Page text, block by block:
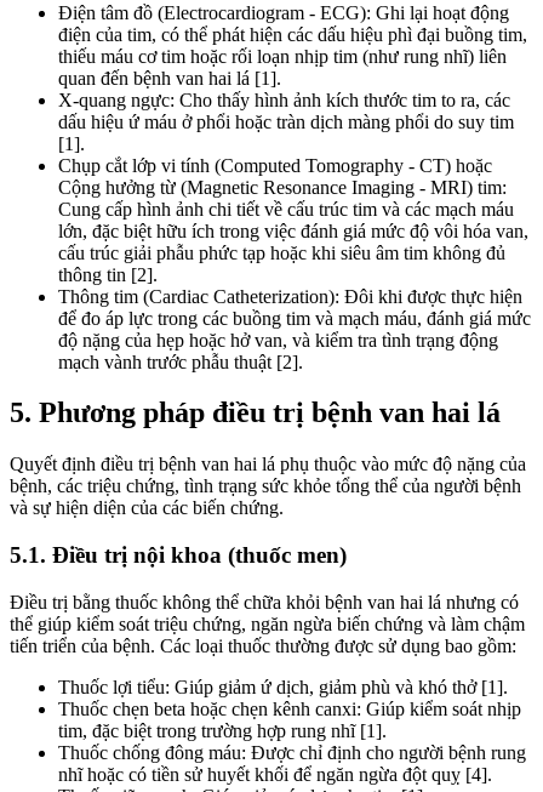
Điện tâm đồ (Electrocardiogram - ECG): Ghi lại hoạt động
điện của tim, có thể phát hiện các dấu hiệu phì đại buồng tim,
thiếu máu cơ tim hoặc rối loạn nhịp tim (như rung nhĩ) liên
quan đến bệnh van hai lá [1].
X-quang ngực: Cho thấy hình ảnh kích thước tim to ra, các
dấu hiệu ứ máu ở phổi hoặc tràn dịch màng phổi do suy tim
[1].
Chụp cắt lớp vi tính (Computed Tomography - CT) hoặc
Cộng hưởng từ (Magnetic Resonance Imaging - MRI) tim:
Cung cấp hình ảnh chi tiết về cấu trúc tim và các mạch máu
lớn, đặc biệt hữu ích trong việc đánh giá mức độ vôi hóa van,
cấu trúc giải phẫu phức tạp hoặc khi siêu âm tim không đủ
thông tin [2].
Thông tim (Cardiac Catheterization): Đôi khi được thực hiện
để đo áp lực trong các buồng tim và mạch máu, đánh giá mức
độ nặng của hẹp hoặc hở van, và kiểm tra tình trạng động
mạch vành trước phẫu thuật [2].
5. Phương pháp điều trị bệnh van hai lá
Quyết định điều trị bệnh van hai lá phụ thuộc vào mức độ nặng của
bệnh, các triệu chứng, tình trạng sức khỏe tổng thể của người bệnh
và sự hiện diện của các biến chứng.
5.1. Điều trị nội khoa (thuốc men)
Điều trị bằng thuốc không thể chữa khỏi bệnh van hai lá nhưng có
thể giúp kiểm soát triệu chứng, ngăn ngừa biến chứng và làm chậm
tiến triển của bệnh. Các loại thuốc thường được sử dụng bao gồm:
Thuốc lợi tiểu: Giúp giảm ứ dịch, giảm phù và khó thở [1].
Thuốc chẹn beta hoặc chẹn kênh canxi: Giúp kiểm soát nhịp
tim, đặc biệt trong trường hợp rung nhĩ [1].
Thuốc chống đông máu: Được chỉ định cho người bệnh rung
nhĩ hoặc có tiền sử huyết khối để ngăn ngừa đột quỵ [4].